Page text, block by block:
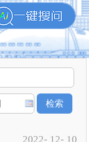
2022- 12- 10